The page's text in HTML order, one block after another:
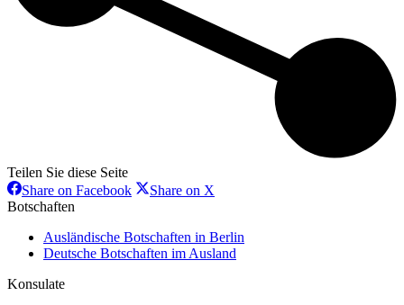
Teilen Sie diese Seite
Share on FacebookShareShare on X
Botschaften
Ausländische Botschaften in Berlin
Deutsche Botschaften im Ausland
Konsulate